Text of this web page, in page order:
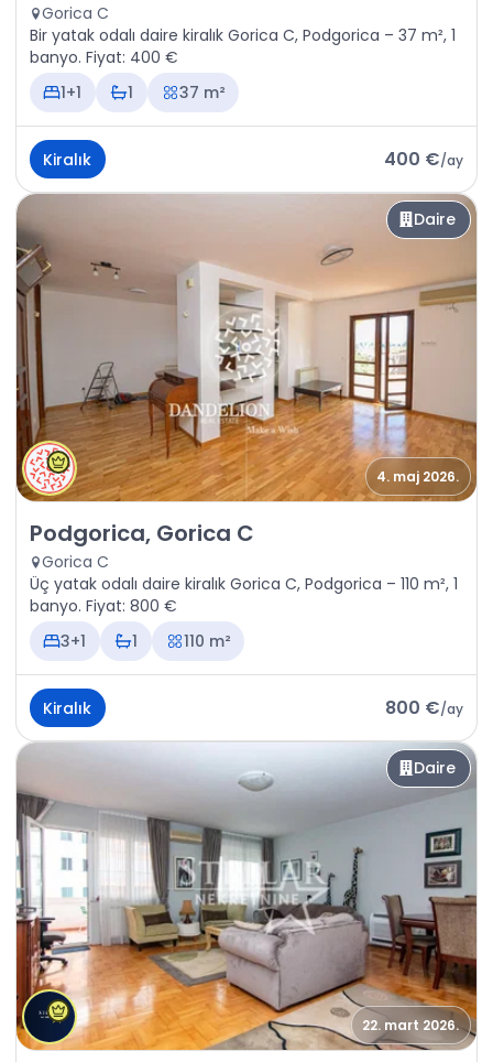
Gorica C
Bir yatak odalı daire kiralık Gorica C, Podgorica – 37 m², 1
banyo. Fiyat: 400 €
1+1
1 37 m²
Kiralık 400 €/ay
Daire
4. maj 2026.
Kiralık - Daire Podgorica, Gorica C
Podgorica, Gorica C
Gorica C
Üç yatak odalı daire kiralık Gorica C, Podgorica – 110 m², 1
banyo. Fiyat: 800 €
3+1
1 110 m²
Kiralık 800 €/ay
Daire
22. mart 2026.